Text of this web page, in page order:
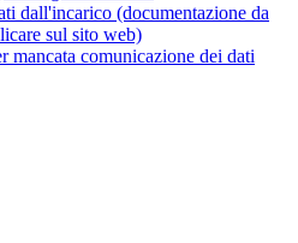
dall'incarico (documentazione da
sul sito web)
mancata comunicazione dei dati